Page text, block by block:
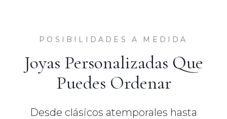
POSIBILIDADES A MEDIDA
Joyas Personalizadas Que
Puedes Ordenar
Desde clásicos atemporales hasta